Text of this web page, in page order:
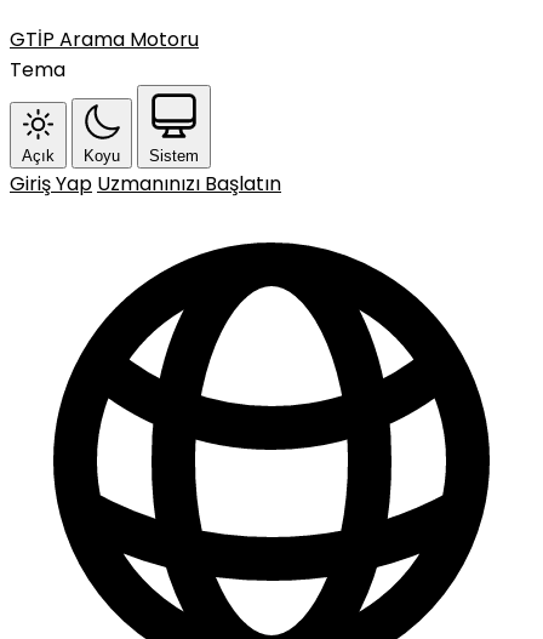
GTİP Arama Motoru
Tema
Açık Koyu Sistem
Giriş Yap Uzmanınızı Başlatın